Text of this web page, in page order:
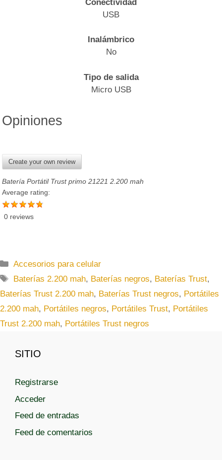
Conectividad
USB
Inalámbrico
No
Tipo de salida
Micro USB
Opiniones
Create your own review
Batería Portátil Trust primo 21221 2.200 mah
Average rating:
0 reviews
C
a
g
o
í
Accesorios para celular
E
t
u
t
s
Baterías 2.200 mah, Baterías negros, Baterías Trust,
Baterías Trust 2.200 mah, Baterías Trust negros, Portátiles
2.200 mah, Portátiles negros, Portátiles Trust, Portátiles
Trust 2.200 mah, Portátiles Trust negros
SITIO
Registrarse
Acceder
Feed de entradas
Feed de comentarios